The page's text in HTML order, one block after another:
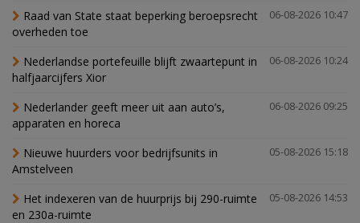
06-08-2026 10:47
Raad van State staat beperking beroepsrecht
overheden toe
06-08-2026 10:24
Nederlandse portefeuille blijft zwaartepunt in
halfjaarcijfers Xior
06-08-2026 09:25
Nederlander geeft meer uit aan auto’s,
apparaten en horeca
05-08-2026 15:18
Nieuwe huurders voor bedrijfsunits in
Amstelveen
05-08-2026 14:53
Het indexeren van de huurprijs bij 290-ruimte
en 230a-ruimte